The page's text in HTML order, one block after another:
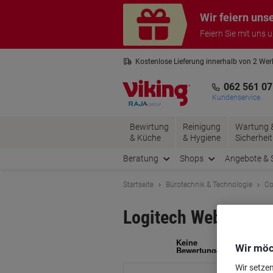
Wir feiern
Feiern Sie mit uns
Kostenlose Lieferung innerhalb von 2
062 561
Kundenservice
Bewirtung
& Küche
Reinigung
& Hygiene
Wartung
Sicherheit
Beratung Shops Angebote &
Startseite Bürotechnik & Technologie
Logitech Webcam
Wir
Wir